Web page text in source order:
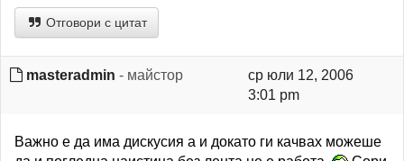
Отговори с цитат
masteradmin - майстор
ср юли 12, 2006
3:01 pm
Важно е да има дискусия а и докато ги качвах можеше